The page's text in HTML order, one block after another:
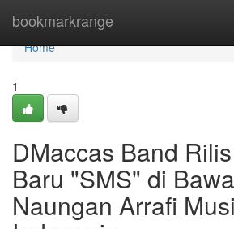
bookmarkrange
Home
Home
1
DMaccas Band
Baru "SMS" di
Naungan Arrafi